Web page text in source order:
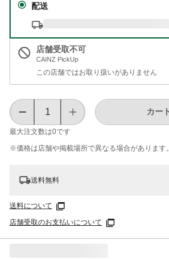
配送
店舗受取不可
CAINZ PickUp
この店舗ではお取り扱いがありません
最大注文数は0です
カー
※価格は​店舗や​掲載場所で​異なる​場合が​あります。
送料無料
送料について
店舗受取のお支払いについて